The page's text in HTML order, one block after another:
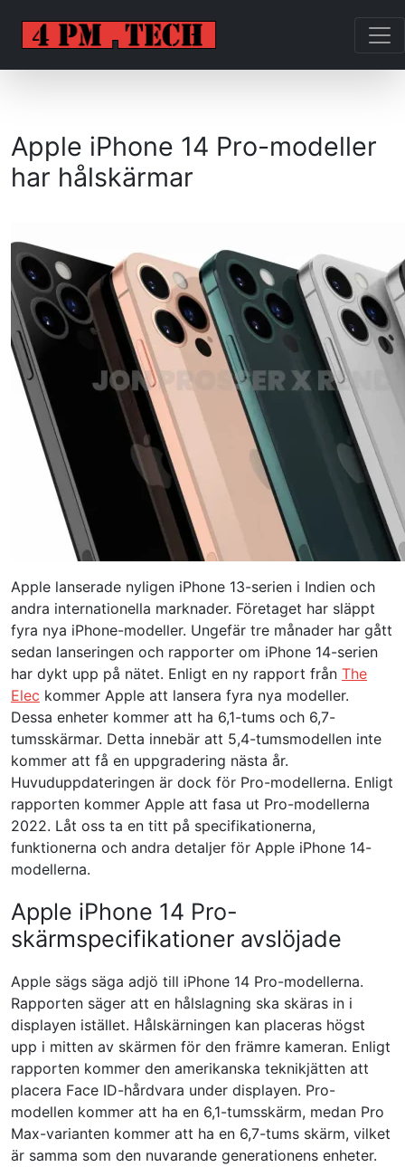
Apple iPhone 14 Pro-modeller
har hålskärmar
Apple lanserade nyligen iPhone 13-serien i Indien och
andra internationella marknader. Företaget har släppt
fyra nya iPhone-modeller. Ungefär tre månader har gått
sedan lanseringen och rapporter om iPhone 14-serien
har dykt upp på nätet. Enligt en ny rapport från The
Elec kommer Apple att lansera fyra nya modeller.
Dessa enheter kommer att ha 6,1-tums och 6,7-
tumsskärmar. Detta innebär att 5,4-tumsmodellen inte
kommer att få en uppgradering nästa år.
Huvuduppdateringen är dock för Pro-modellerna. Enligt
rapporten kommer Apple att fasa ut Pro-modellerna
2022. Låt oss ta en titt på specifikationerna,
funktionerna och andra detaljer för Apple iPhone 14-
modellerna.
Apple iPhone 14 Pro-
skärmspecifikationer avslöjade
Apple sägs säga adjö till iPhone 14 Pro-modellerna.
Rapporten säger att en hålslagning ska skäras in i
displayen istället. Hålskärningen kan placeras högst
upp i mitten av skärmen för den främre kameran. Enligt
rapporten kommer den amerikanska teknikjätten att
placera Face ID-hårdvara under displayen. Pro-
modellen kommer att ha en 6,1-tumsskärm, medan Pro
Max-varianten kommer att ha en 6,7-tums skärm, vilket
är samma som den nuvarande generationens enheter.